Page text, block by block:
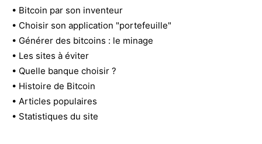
• Bitcoin par son inventeur
• Choisir son application "portefeuille"
• Générer des bitcoins : le minage
• Les sites à éviter
• Quelle banque choisir ?
• Histoire de Bitcoin
• Articles populaires
• Statistiques du site